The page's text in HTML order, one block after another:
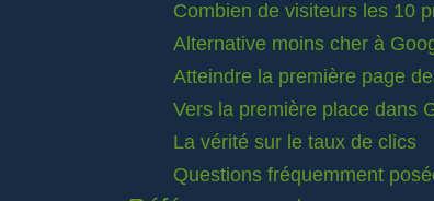
Combien de visiteurs les 10
Alternative moins cher à
Atteindre la première page
Vers la première place dans
La vérité sur le taux de clics
Questions fréquemment